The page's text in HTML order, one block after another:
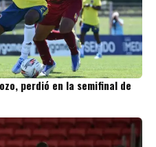
perdió en la semifinal de